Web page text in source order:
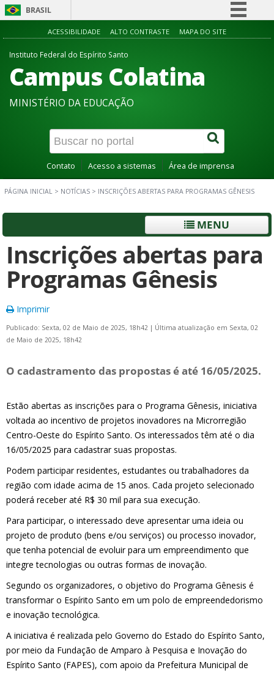
BRASIL
Simplifique!
Acesso à informação
Canais
ACESSIBILIDADE ALTO CONTRASTE MAPA DO SITE
Instituto Federal do Espírito Santo
Campus Colatina
MINISTÉRIO DA EDUCAÇÃO
Contato Acesso a sistemas Área de imprensa
PÁGINA INICIAL > NOTÍCIAS > INSCRIÇÕES ABERTAS PARA PROGRAMAS GÊNESIS
MENU
Inscrições abertas para
Programas Gênesis
Imprimir
Publicado: Sexta, 02 de Maio de 2025, 18h42 | Última atualização em Sexta, 02
de Maio de 2025, 18h42
O cadastramento das propostas é até 16/05/2025.
Estão abertas as inscrições para o Programa Gênesis, iniciativa
voltada ao incentivo de projetos inovadores na Microrregião
Centro-Oeste do Espírito Santo. Os interessados têm até o dia
16/05/2025 para cadastrar suas propostas.
Podem participar residentes, estudantes ou trabalhadores da
região com idade acima de 15 anos. Cada projeto selecionado
poderá receber até R$ 30 mil para sua execução.
Para participar, o interessado deve apresentar uma ideia ou
projeto de produto (bens e/ou serviços) ou processo inovador,
que tenha potencial de evoluir para um empreendimento que
integre tecnologias ou outras formas de inovação.
Segundo os organizadores, o objetivo do Programa Gênesis é
transformar o Espírito Santo em um polo de empreendedorismo
e inovação tecnológica.
A iniciativa é realizada pelo Governo do Estado do Espírito Santo,
por meio da Fundação de Amparo à Pesquisa e Inovação do
Espírito Santo (FAPES), com apoio da Prefeitura Municipal de